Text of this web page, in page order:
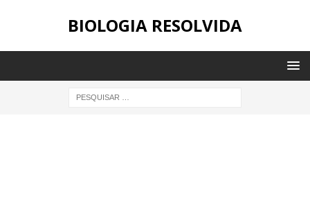
BIOLOGIA RESOLVIDA